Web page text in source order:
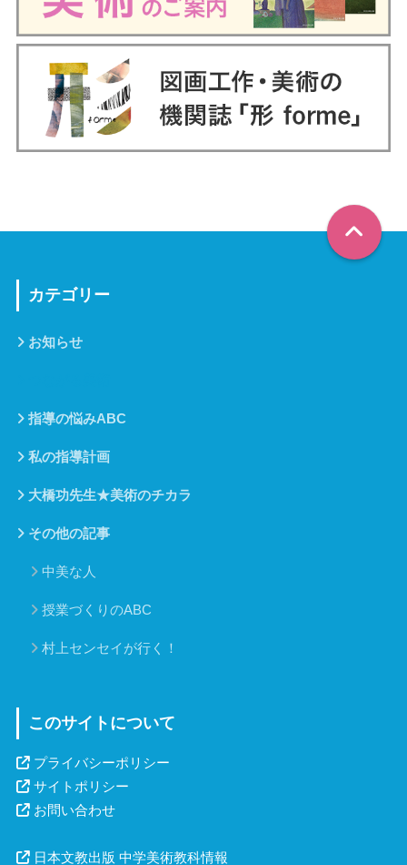
カテゴリー
お知らせ
指導の悩みABC
私の指導計画
大橋功先生★美術のチカラ
その他の記事
中美な人
授業づくりのABC
村上センセイが行く！
このサイトについて
プライバシーポリシー
サイトポリシー
お問い合わせ
日本文教出版 中学美術教科情報